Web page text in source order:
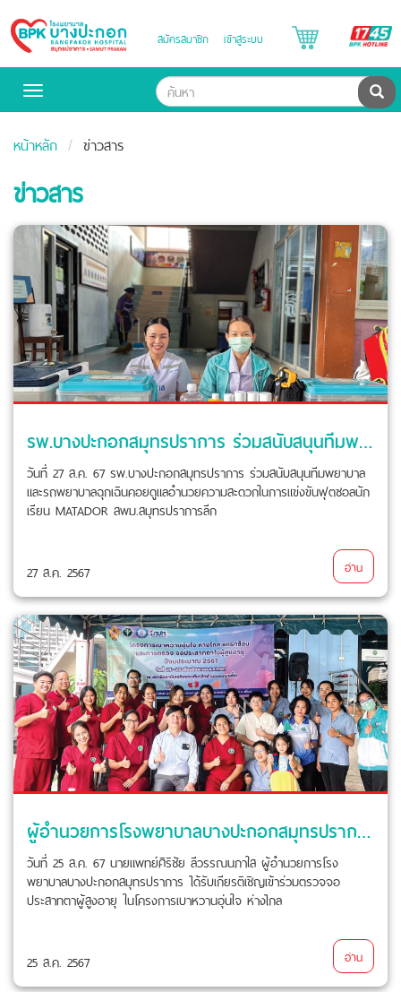
Bangpakok
Hospital
สมัครสมาชิก เข้าสู่ระบบ
Toggle
ค้น
หน้าหลัก ข่าวสาร
ข่าวสาร
รพ.บางปะกอกสมุทรปราการ ร่วมสนับสนุนทีมพยาบาลและรถพยาบาลฉุกเฉิน
วันที่ 27 ส.ค. 67 รพ.บางปะกอกสมุทรปราการ ร่วมสนับสนุนทีมพยาบาล
และรถพยาบาลฉุกเฉินคอยดูแลอำนวยความสะดวกในการแข่งขันฟุตซอลนัก
เรียน MATADOR สพม.สมุทรปราการลีก
27 ส.ค. 2567 อ่าน
ผู้อำนวยการโรงพยาบาลบางปะกอกสมุทรปราการ ได้รับเกียรติเชิญเข้าร่วมตรวจจอประสาทตาผู้สูงอายุ
วันที่ 25 ส.ค. 67 นายแพทย์ศิริชัย ลีวรรณนภาใส ผู้อำนวยการโรง
พยาบาลบางปะกอกสมุทรปราการ ได้รับเกียรติเชิญเข้าร่วมตรวจจอ
ประสาทตาผู้สูงอายุ ในโครงการเบาหวานอุ่นใจ ห่างไกล
25 ส.ค. 2567 อ่าน